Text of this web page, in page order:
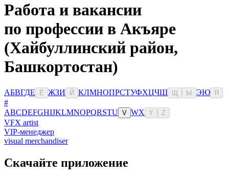
Работа и вакансии
по профессии в Акъяре
(Хайбуллинский район,
Башкортостан)
АБВГДЕ Ё ЖЗИ Й КЛМНОПРСТУФХЦЧШ Ы ЭЮ Я
#
ABCDEFGHIJKLMNOPQRSTU V WX Y Z
VFX artist
VIP-менеджер
visual merchandiser
Скачайте приложение